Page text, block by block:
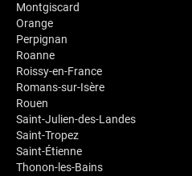
Montgiscard
Orange
Perpignan
Roanne
Roissy-en-France
Romans-sur-Isère
Rouen
Saint-Julien-des-Landes
Saint-Tropez
Saint-Étienne
Thonon-les-Bains